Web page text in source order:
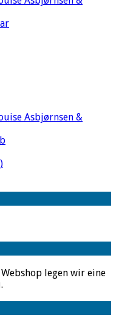
Asbjørnsen &
legen wir eine